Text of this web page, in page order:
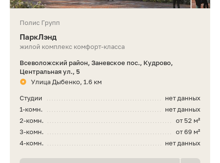
Полис Групп
ПаркЛэнд
жилой комплекс комфорт-класса
Всеволожский район, Заневское пос., Кудрово,
Центральная ул., 5
Улица Дыбенко, 1.6 км
нет данных
Студии
нет данных
1-комн.
от 52 м²
2-комн.
от 69 м²
3-комн.
нет данных
4-комн.